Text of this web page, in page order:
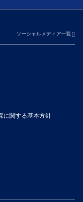
ソーシャルメディア一覧
に関する基本方針